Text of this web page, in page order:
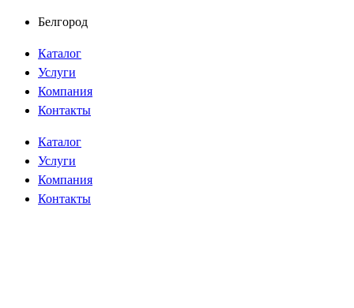
Перейти
содержимому
Белгород
Каталог
Услуги
Компания
Контакты
Каталог
Услуги
Компания
Контакты